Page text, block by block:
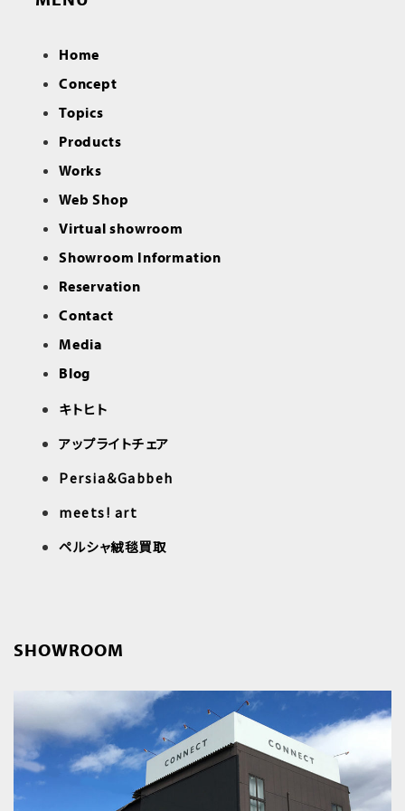
Home
Concept
Topics
Products
Works
Web Shop
Virtual showroom
Showroom Information
Reservation
Contact
Media
Blog
キトヒト
アップライトチェア
Persia＆Gabbeh
meets! art
ペルシャ絨毯買取
SHOWROOM